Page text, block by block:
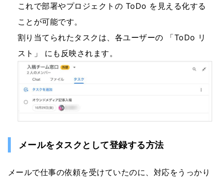
これで部署やプロジェクトの ToDo を見える化する
ことが可能です。
割り当てられたタスクは、各ユーザーの 「ToDo リ
スト」 にも反映されます。
メールをタスクとして登録する方法
メールで仕事の依頼を受けていたのに、対応をうっかり